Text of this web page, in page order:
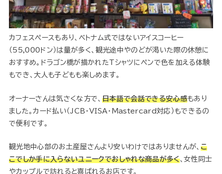
カフェスペースもあり、ベトナム式ではないアイスコーヒー
（55,000ドン）は量が多く、観光途中やのどが渇いた際の休憩に
おすすめ。ドラゴン橋が描かれたTシャツにペンで色を加える体験
もでき、大人も子どもも楽しめます。
オーナーさんは気さくな方で、 日本語で会話できる安心感もあり
ました。カード払い（JCB・VISA・Mastercard対応）もできるの
で便利です。
観光地中心部のお土産屋さんより安いわけではありませんが、 こ
こでしか手に入らないユニークでおしゃれな商品が多く、女性同士
やカップルで訪れると喜ばれるお店です。